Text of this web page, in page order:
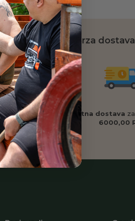
veličinu,
Vam
Brza
Besplatna dostava
6000,00